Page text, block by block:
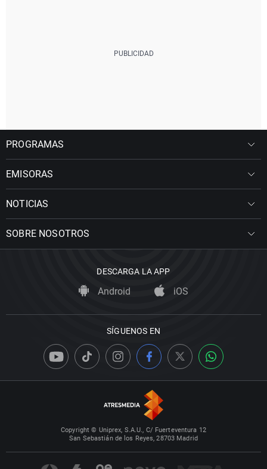
PROGRAMAS
EMISORAS
NOTICIAS
SOBRE NOSOTROS
DESCARGA LA APP
Android iOS
SÍGUENOS EN
Copyright © Uniprex, S.A.U., C/ Fuerteventura 12
San Sebastián de los Reyes, 28703 Madrid